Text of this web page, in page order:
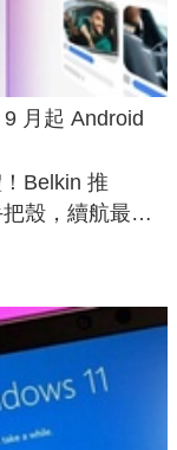
月起 Android
Belkin 推
殼，續航最高